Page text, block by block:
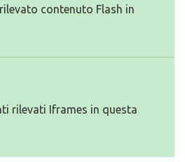
contenuto Flash in
rilevati Iframes in questa